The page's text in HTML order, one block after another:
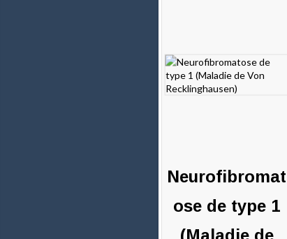
Neurofibromat
ose de type 1
(Maladie de